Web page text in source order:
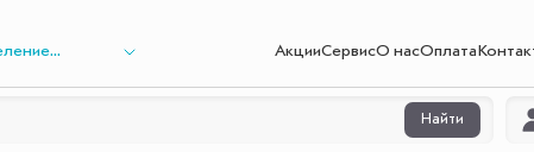
АкцииСервисО насОплата
Найти